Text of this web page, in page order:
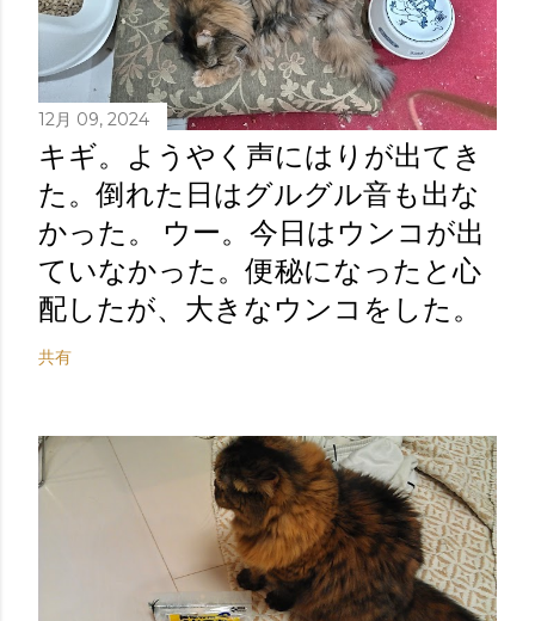
12月 09, 2024
キギ。ようやく声にはりが出てき
た。倒れた日はグルグル音も出な
かった。 ウー。今日はウンコが出
ていなかった。便秘になったと心
配したが、大きなウンコをした。
共有